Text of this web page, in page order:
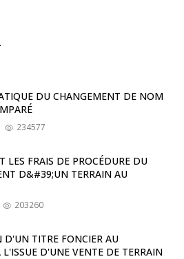
DU CHANGEMENT DE NOM
234577
LES FRAIS DE PROCÉDURE DU
D&#39;UN TERRAIN AU
203260
TITRE FONCIER AU
D'UNE VENTE DE TERRAIN